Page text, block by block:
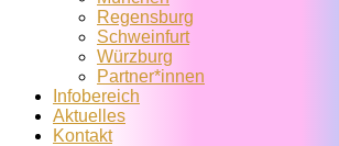
Regensburg
Schweinfurt
Würzburg
Partner*innen
Infobereich
Aktuelles
Kontakt